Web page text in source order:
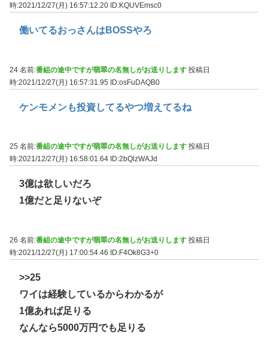
時:2021/12/27(月) 16:57:12.20 ID:KQUVEmsc0
働いてるおっさんはBOSSやろ
24 名前:番組の途中ですが翡翠の名無しがお送りします 投稿日
時:2021/12/27(月) 16:57:31.95 ID:osFuDAQB0
ケンモメンも投資してるやつ増えてるね
25 名前:番組の途中ですが翡翠の名無しがお送りします 投稿日
時:2021/12/27(月) 16:58:01.64 ID:2bQlzWAJd
3億は欲しいだろ
1億だと足りないぞ
26 名前:番組の途中ですが翡翠の名無しがお送りします 投稿日
時:2021/12/27(月) 17:00:54.46 ID:F4Ok8G3+0
>>25
ワイは経験しているからわかるが
1億あれば足りる
なんなら5000万円でも足りる